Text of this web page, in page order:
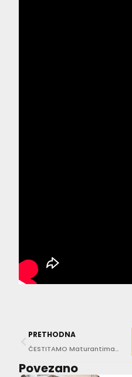
PRETHODNA
ČESTITAMO Maturantima Turističke i ugostiteljske škole Dubrovnik podijeljene svjedodžbe
Povezano